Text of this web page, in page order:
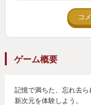
コ
ゲーム概要
記憶で満ちた、忘れ去
新次元を体験しよう。